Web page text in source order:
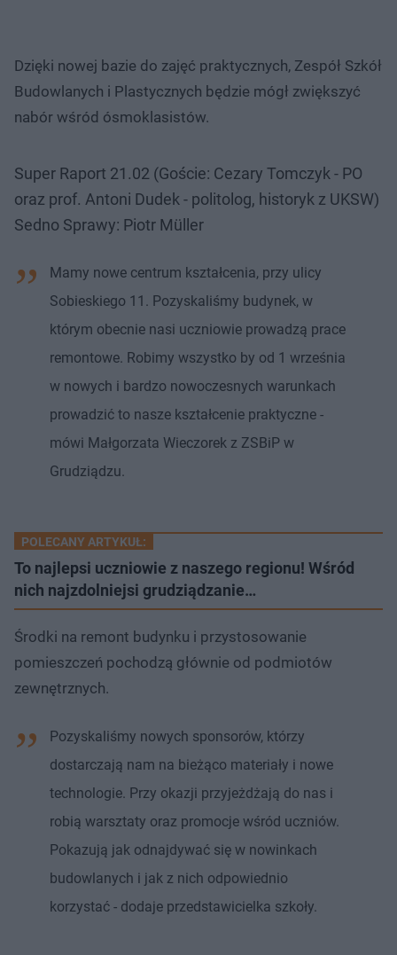
Dzięki nowej bazie do zajęć praktycznych, Zespół Szkół
Budowlanych i Plastycznych będzie mógł zwiększyć
nabór wśród ósmoklasistów.
Super Raport 21.02 (Goście: Cezary Tomczyk - PO
oraz prof. Antoni Dudek - politolog, historyk z UKSW)
Sedno Sprawy: Piotr Müller
Mamy nowe centrum kształcenia, przy ulicy
Sobieskiego 11. Pozyskaliśmy budynek, w
którym obecnie nasi uczniowie prowadzą prace
remontowe. Robimy wszystko by od 1 września
w nowych i bardzo nowoczesnych warunkach
prowadzić to nasze kształcenie praktyczne -
mówi Małgorzata Wieczorek z ZSBiP w
Grudziądzu.
POLECANY ARTYKUŁ:
To najlepsi uczniowie z naszego regionu! Wśród
nich najzdolniejsi grudziądzanie…
Środki na remont budynku i przystosowanie
pomieszczeń pochodzą głównie od podmiotów
zewnętrznych.
Pozyskaliśmy nowych sponsorów, którzy
dostarczają nam na bieżąco materiały i nowe
technologie. Przy okazji przyjeżdżają do nas i
robią warsztaty oraz promocje wśród uczniów.
Pokazują jak odnajdywać się w nowinkach
budowlanych i jak z nich odpowiednio
korzystać - dodaje przedstawicielka szkoły.